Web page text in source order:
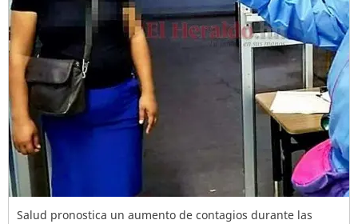
Salud pronostica un aumento de contagios durante las